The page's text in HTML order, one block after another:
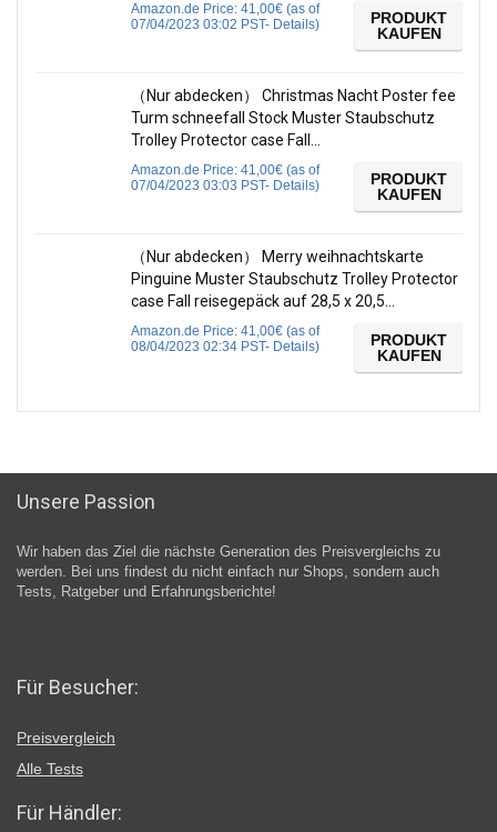
Amazon.de Price: 41,00€ (as of
07/04/2023 03:02 PST- Details)
PRODUKT
KAUFEN
（Nur abdecken） Christmas Nacht Poster fee
Turm schneefall Stock Muster Staubschutz
Trolley Protector case Fall…
Amazon.de Price: 41,00€ (as of
07/04/2023 03:03 PST- Details)
PRODUKT
KAUFEN
（Nur abdecken） Merry weihnachtskarte
Pinguine Muster Staubschutz Trolley Protector
case Fall reisegepäck auf 28,5 x 20,5…
Amazon.de Price: 41,00€ (as of
08/04/2023 02:34 PST- Details)
PRODUKT
KAUFEN
Unsere Passion
Wir haben das Ziel die nächste Generation des Preisvergleichs zu
werden. Bei uns findest du nicht einfach nur Shops, sondern auch
Tests, Ratgeber und Erfahrungsberichte!
Für Besucher:
Preisvergleich
Alle Tests
Für Händler: